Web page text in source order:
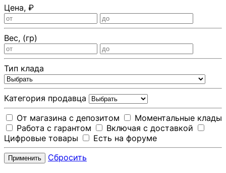
Цена, ₽
Вес, (гр)
Тип клада
Категория продавца
От магазина с депозитом
Моментальные клады
Работа с гарантом
Включая с доставкой
Цифровые товары
Есть на форуме
Применить Сбросить